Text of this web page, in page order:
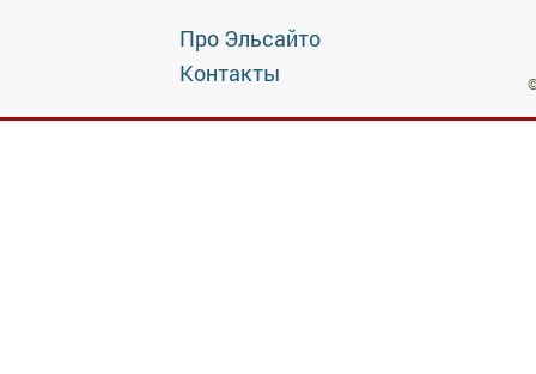
Про Эльсайто
Контакты